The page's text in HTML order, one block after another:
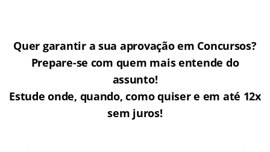
Quer garantir a sua aprovação em Concursos?
Prepare-se com quem mais entende do
assunto!
Estude onde, quando, como quiser e em até 12x
sem juros!